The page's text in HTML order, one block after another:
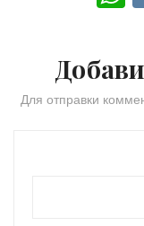
Для отправки